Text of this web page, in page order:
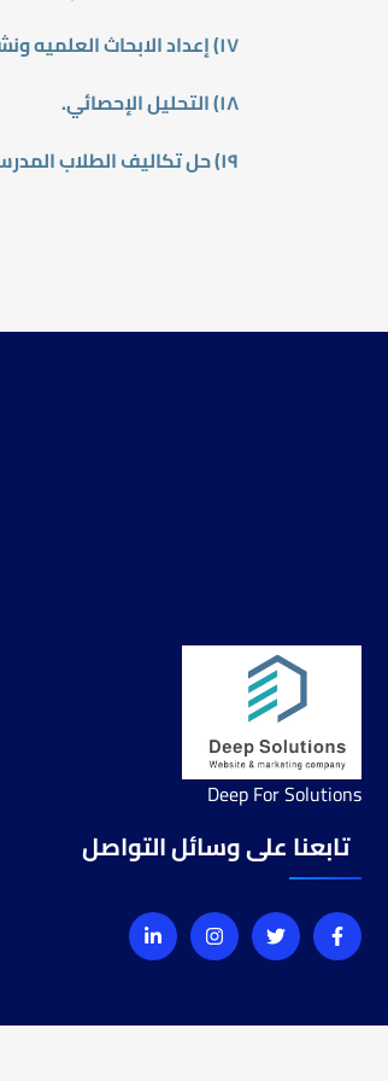
١٧) إعداد الابحاث العلميه ونشرها.
١٨) التحليل الإحصائي.
١٩) حل تكاليف الطلاب المدرسية.
Deep For Solutions
تابعنا على وسائل التواصل